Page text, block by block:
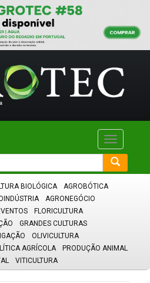
Toggle
BIOLÓGICA
AGROBÓTICA
AGRONEGÓCIO
FLORICULTURA
GRANDES CULTURAS
OLIVICULTURA
AGRÍCOLA
PRODUÇÃO ANIMAL
VITICULTURA